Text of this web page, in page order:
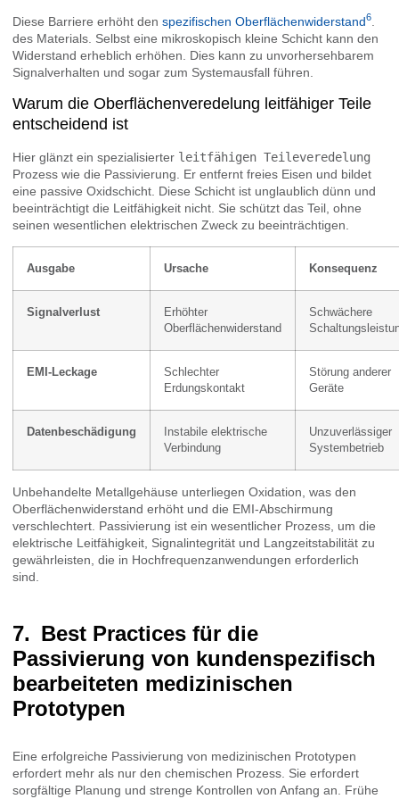
Diese Barriere erhöht den spezifischen Oberflächenwiderstand6
des Materials. Selbst eine mikroskopisch kleine Schicht kann den
Widerstand erheblich erhöhen. Dies kann zu unvorhersehbarem
Signalverhalten und sogar zum Systemausfall führen.
Warum die Oberflächenveredelung leitfähiger Teile
entscheidend ist
Hier glänzt ein spezialisierter leitfähigen Teileveredelung
Prozess wie die Passivierung. Er entfernt freies Eisen und bildet
eine passive Oxidschicht. Diese Schicht ist unglaublich dünn und
beeinträchtigt die Leitfähigkeit nicht. Sie schützt das Teil, ohne
seinen wesentlichen elektrischen Zweck zu beeinträchtigen.
Ausgabe Ursache Konsequenz
Signalverlust
Erhöhter
Oberflächenwiderstand
Schwächere
EMI-Leckage
Schlechter
Erdungskontakt
Störung anderer
Geräte
Datenbeschädigung
Instabile elektrische
Verbindung
Unzuverlässiger
Systembetrieb
Unbehandelte Metallgehäuse unterliegen Oxidation, was den
Oberflächenwiderstand erhöht und die EMI-Abschirmung
verschlechtert. Passivierung ist ein wesentlicher Prozess, um die
elektrische Leitfähigkeit, Signalintegrität und Langzeitstabilität zu
gewährleisten, die in Hochfrequenzanwendungen erforderlich
sind.
Best Practices für die
Passivierung von kundenspezifisch
bearbeiteten medizinischen
Prototypen
Eine erfolgreiche Passivierung von medizinischen Prototypen
erfordert mehr als nur den chemischen Prozess. Sie erfordert
sorgfältige Planung und strenge Kontrollen von Anfang an. Frühe